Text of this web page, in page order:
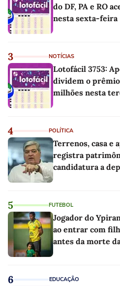
do DF, PA e RO
nesta sexta-feira
3 NOTÍCIAS
Lotofácil 3753:
dividem o prêmio
milhões nesta
4 POLÍTICA
Terrenos, casa e
registra
candidatura a
5 FUTEBOL
Jogador do
ao entrar com
antes da morte
6 EDUCAÇÃO